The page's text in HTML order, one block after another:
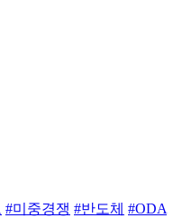
#미중경쟁 #반도체 #ODA